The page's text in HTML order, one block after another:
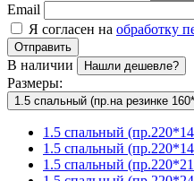
Email
Я согласен на обработку
Отправить
В наличии Нашли дешевле?
Размеры:
1.5 спальный (пр.на резинке
1.5 спальный
1.5 спальный
1.5 спальный